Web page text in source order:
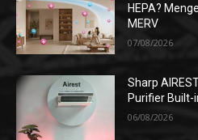
HEPA?
MERV
07/08/2026
Sharp
Purifier Built-
06/08/2026